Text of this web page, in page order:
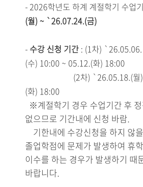
- 2026학년도 하계 계절학기 수업
(월) ~ `26.07.24.(금)
- 수강 신청 기간 : (1차) `26.05.06.
(수) 10:00 ~ 05.12.(화) 18:00
(2차) `26.05.18.(월)
(화) 18:00
※계절학기 경우 수업기간 후
없으므로 기간내에 신청 바람.
기한내에 수강신청을 하지 않
졸업학점에 문제가 발생하여 휴
이수를 하는 경우가 발생하기 때
바랍니다.